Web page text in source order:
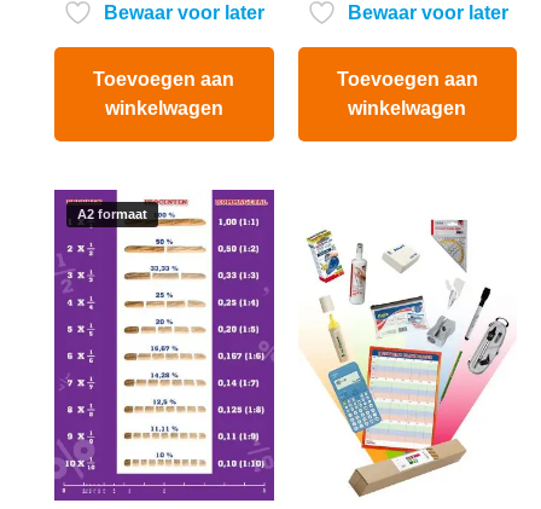
Bewaar voor later
Toevoegen aan
winkelwagen
Bewaar voor later
Toevoegen aan
winkelwagen
A2 formaat